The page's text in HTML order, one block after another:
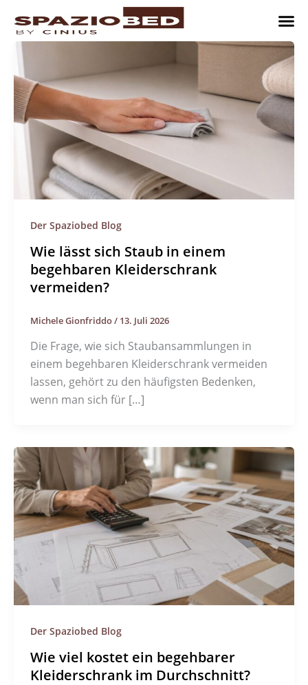
Inhalt
springen
Der Spaziobed Blog
Wie lässt sich Staub in einem
begehbaren Kleiderschrank
vermeiden?
Michele Gionfriddo/ 13. Juli 2026
Die Frage, wie sich Staubansammlungen in
einem begehbaren Kleiderschrank vermeiden
lassen, gehört zu den häufigsten Bedenken,
wenn man sich für […]
Der Spaziobed Blog
Wie viel kostet ein begehbarer
Kleiderschrank im Durchschnitt?